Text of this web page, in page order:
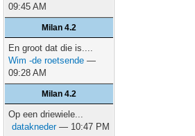
09:45 AM
Milan 4.2
En groot dat die is....
Wim -de roetsende —
09:28 AM
Milan 4.2
Op een driewiele...
datakneder— 10:47 PM